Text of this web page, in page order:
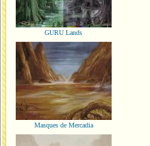
GURU Lands
Masques de Mercadia